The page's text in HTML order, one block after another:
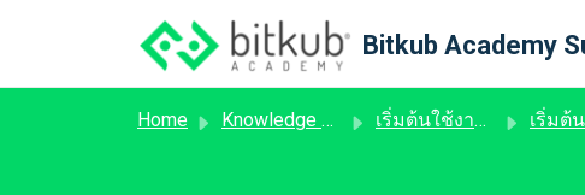
Bitkub Academy
Home Knowledge base เริ่มต้นใช้งานระบบ Learn and Earn เริ่มต้นใช้งานระบ